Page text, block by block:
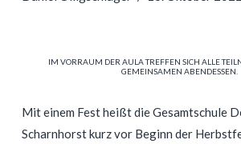
IM VORRAUM DER AULA TREFFEN SICH ALLE
GEMEINSAMEN ABENDESSEN.
Mit einem Fest heißt die Gesamtschule
Scharnhorst kurz vor Beginn der